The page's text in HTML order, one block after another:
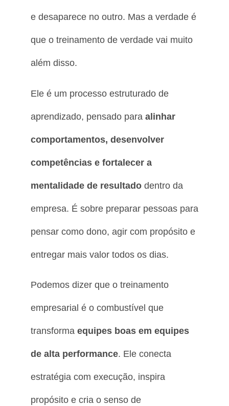
e desaparece no outro. Mas a verdade é
que o treinamento de verdade vai muito
além disso.
Ele é um processo estruturado de
aprendizado, pensado para alinhar
comportamentos, desenvolver
competências e fortalecer a
mentalidade de resultado dentro da
empresa. É sobre preparar pessoas para
pensar como dono, agir com propósito e
entregar mais valor todos os dias.
Podemos dizer que o treinamento
empresarial é o combustível que
transforma equipes boas em equipes
de alta performance. Ele conecta
estratégia com execução, inspira
propósito e cria o senso de